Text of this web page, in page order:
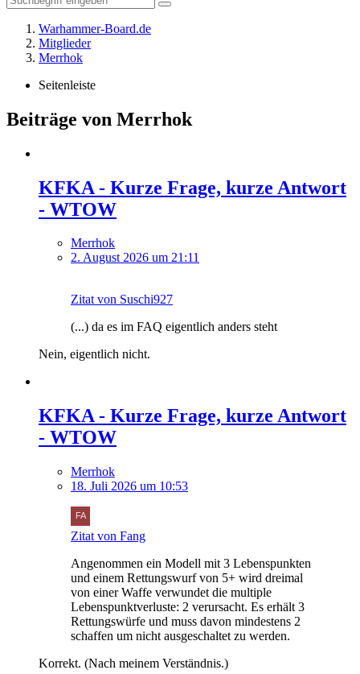
Warhammer-Board.de
Mitglieder
Merrhok
Seitenleiste
Beiträge von Merrhok
KFKA - Kurze Frage, kurze Antwort
- WTOW
Merrhok
2. August 2026 um 21:11
Zitat von Suschi927
(...) da es im FAQ eigentlich anders steht
Nein, eigentlich nicht.
KFKA - Kurze Frage, kurze Antwort
- WTOW
Merrhok
18. Juli 2026 um 10:53
Zitat von Fang
Angenommen ein Modell mit 3 Lebenspunkten
und einem Rettungswurf von 5+ wird dreimal
von einer Waffe verwundet die multiple
Lebenspunktverluste: 2 verursacht. Es erhält 3
Rettungswürfe und muss davon mindestens 2
schaffen um nicht ausgeschaltet zu werden.
Korrekt. (Nach meinem Verständnis.)